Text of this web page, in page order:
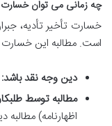
چه زمانی می توان خسارت
خسارت تأخیر تأدیه،
است. مطالبه این
دین وجه نقد باشد:
مطالبه توسط
اظهارنامه) مطالبه